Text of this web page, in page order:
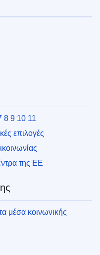
8 9 10 11
επιλογές
της ΕΕ
μέσα κοινωνικής